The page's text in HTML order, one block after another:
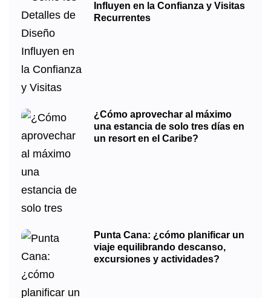
Influyen en la Confianza y Visitas
Recurrentes
¿Cómo aprovechar al máximo
una estancia de solo tres días en
un resort en el Caribe?
Punta Cana: ¿cómo planificar un
viaje equilibrando descanso,
excursiones y actividades?